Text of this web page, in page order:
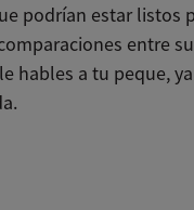
podrían estar listos
entre
hables a tu peque,